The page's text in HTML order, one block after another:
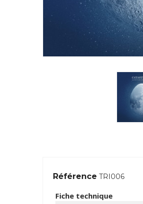
Référence TRI006
Fiche technique